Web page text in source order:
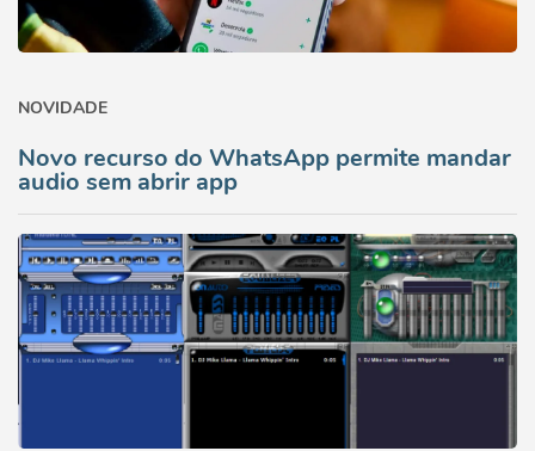
NOVIDADE
Novo recurso do WhatsApp permite mandar
audio sem abrir app